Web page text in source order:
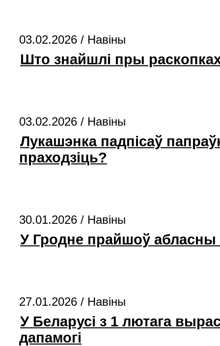
03.02.2026 / Навіны
Што знайшлі пры
03.02.2026 / Навіны
Лукашэнка падпісаў
праходзіць?
30.01.2026 / Навіны
У Гродне прайшоў абласны
27.01.2026 / Навіны
У Беларусі з 1 лютага
дапамогі